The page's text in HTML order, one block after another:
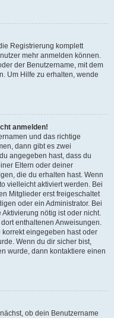
Registrierung komplett
mehr anmelden können.
der Benutzername, mit dem
Um Hilfe zu erhalten, wende
anmelden!
und das richtige
dann gibt es zwei
angegeben hast, dass du
Eltern oder deiner
die du erhalten hast. Wenn
vielleicht aktiviert werden. Bei
Mitglieder erst freigeschaltet
oder ein Administrator. Bei
nötig ist oder nicht.
enthaltenen Anweisungen.
eingegeben hast oder
Wenn du dir sicher bist,
wurde, dann kontaktiere einen
ob dein Benutzername